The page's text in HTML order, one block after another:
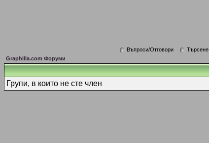
Въпроси/Отговори Търсене
Graphilla.com Форуми
Групи, в които не сте член